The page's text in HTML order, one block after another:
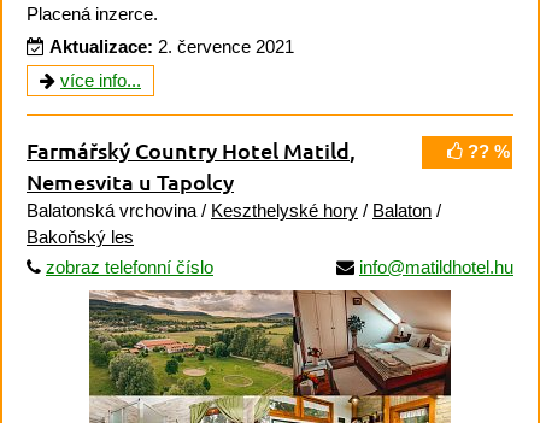
Placená inzerce.
Aktualizace: 2. července 2021
více info...
?? %
Farmářský Country Hotel Matild,
Nemesvita u Tapolcy
Balatonská vrchovina / Keszthelyské hory / Balaton /
Bakoňský les
zobraz telefonní číslo
info@matildhotel.hu